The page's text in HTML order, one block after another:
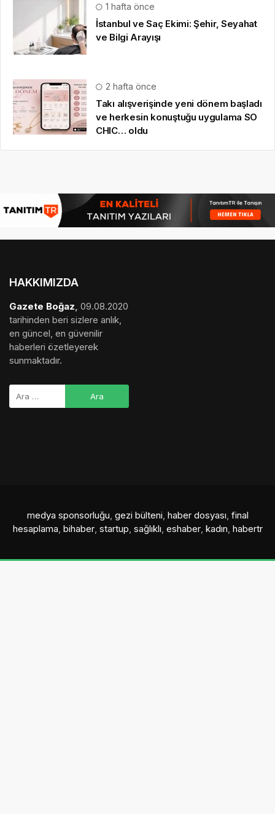
1 hafta önce
İstanbul ve Saç Ekimi: Şehir, Seyahat
ve Bilgi Arayışı
2 hafta önce
Takı alışverişinde yeni dönem başladı
ve herkesin konuştuğu uygulama SO
CHIC… oldu
HAKKIMIZDA
Gazete Boğaz, 09.08.2020
tarihinden beri sizlere anlık,
en güncel, en güvenilir
haberleri özetleyerek
sunmaktadır.
medya sponsorluğu, gezi bülteni, haber dosyası, final
hesaplama, bihaber, startup, sağlıklı, eshaber, kadın, habertr